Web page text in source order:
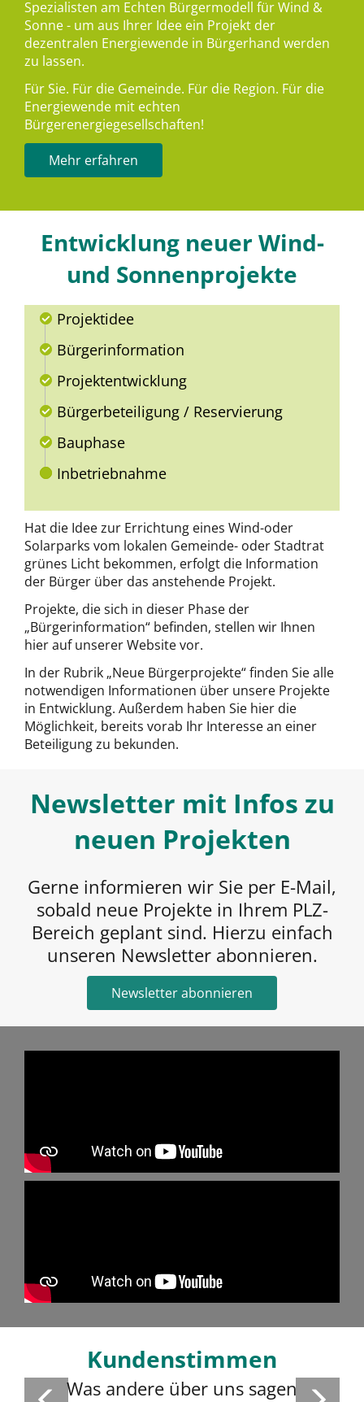
Spezialisten am Echten Bürgermodell für Wind &
Sonne - um aus Ihrer Idee ein Projekt der
dezentralen Energiewende in Bürgerhand werden
zu lassen.
Für Sie. Für die Gemeinde. Für die Region. Für die
Energiewende mit echten
Bürgerenergiegesellschaften!
Mehr erfahren
Entwicklung neuer Wind-
und Sonnenprojekte
Projektidee
Bürgerinformation
Projektentwicklung
Bürgerbeteiligung / Reservierung
Bauphase
Inbetriebnahme
Hat die Idee zur Errichtung eines Wind-oder
Solarparks vom lokalen Gemeinde- oder Stadtrat
grünes Licht bekommen, erfolgt die Information
der Bürger über das anstehende Projekt.
Projekte, die sich in dieser Phase der
„Bürgerinformation“ befinden, stellen wir Ihnen
hier auf unserer Website vor.
In der Rubrik „Neue Bürgerprojekte“ finden Sie alle
notwendigen Informationen über unsere Projekte
in Entwicklung. Außerdem haben Sie hier die
Möglichkeit, bereits vorab Ihr Interesse an einer
Beteiligung zu bekunden.
Newsletter mit Infos zu
neuen Projekten
Gerne informieren wir Sie per E-Mail,
sobald neue Projekte in Ihrem PLZ-
Bereich geplant sind. Hierzu einfach
unseren Newsletter abonnieren.
Newsletter abonnieren
Kundenstimmen
Was andere über uns sagen